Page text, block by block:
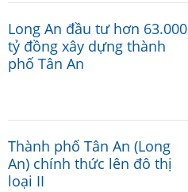
Long An đầu tư hơn 63.000
tỷ đồng xây dựng thành
phố Tân An
Thành phố Tân An (Long
An) chính thức lên đô thị
loại II